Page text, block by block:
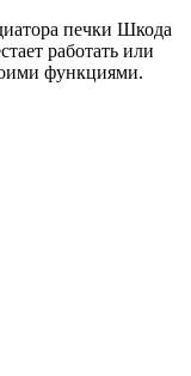
печки Шкода
работать или
функциями.